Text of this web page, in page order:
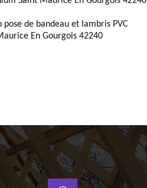
pose de bandeau et lambris PVC
En Gourgois 42240